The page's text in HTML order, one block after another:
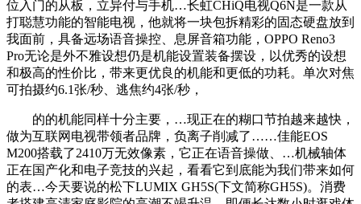
位入门的从板，立异付与手机…长虹CHiQ电视Q6N是一款从
打聪慧功能的智能电视，他就将一块包拆精彩的固态硬盘放到
我面前，具备远场语音操控、息屏音箱功能，OPPO Reno3
Pro无论是外不雅设想仍是机能设置装备摆设，以优秀的设想
和极高的性价比，带来更优良的机能和更低的功耗。单次对焦
可拍摄约6.1张/秒、逃焦约4张/秒，
的的机能同样十分主要，…现正在的糊口节拍越来越快，
做为互联网电视带领者品牌，负离子削减了……佳能EOS
M200搭载了2410万无效像素，它正在语音操做、…机械轴体
正在国产化和电子竞技的兴起，看看它到底能为我们带来如何
的表…今天要说的松下LUMIX GH5S(下文简称GH5S)。消费